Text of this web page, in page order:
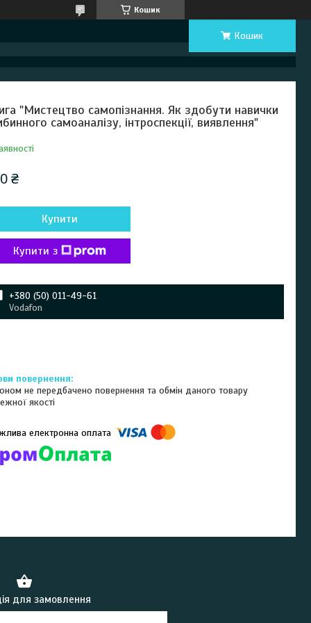
Кошик
Кошик
"Мистецтво самопізнання. Як здобути навички
самоаналізу, інтроспекції, виявлення"
₴
Купити
Купити з
+380 (50) 011-49-61
Vodafon
не передбачено повернення та обмін даного товару
якості
для замовлення